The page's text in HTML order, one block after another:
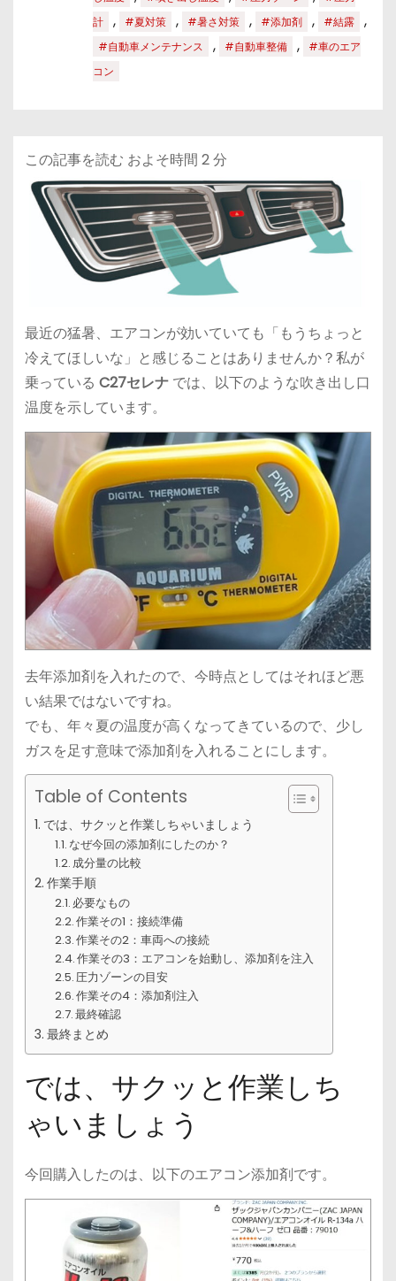
計
, #夏対策 , #暑さ対策 , #添加剤 , #結露 ,
#自動車メンテナンス , #自動車整備 ,
#車のエア
コン
この記事を読む およそ時間 2分
最近の猛暑、エアコンが効いていても「もうちょっと
冷えてほしいな」と感じることはありませんか？私が
乗っている C27セレナでは、以下のような吹き出し口
温度を示しています。
去年添加剤を入れたので、今時点としてはそれほど悪
い結果ではないですね。
でも、年々夏の温度が高くなってきているので、少し
ガスを足す意味で添加剤を入れることにします。
Table of Contents
では、サクッと作業しちゃいましょう
なぜ今回の添加剤にしたのか？
成分量の比較
作業手順
必要なもの
作業その1：接続準備
作業その2：車両への接続
作業その3：エアコンを始動し、添加剤を注入
圧力ゾーンの目安
作業その4：添加剤注入
最終確認
最終まとめ
では、サクッと作業しち
ゃいましょう
今回購入したのは、以下のエアコン添加剤です。